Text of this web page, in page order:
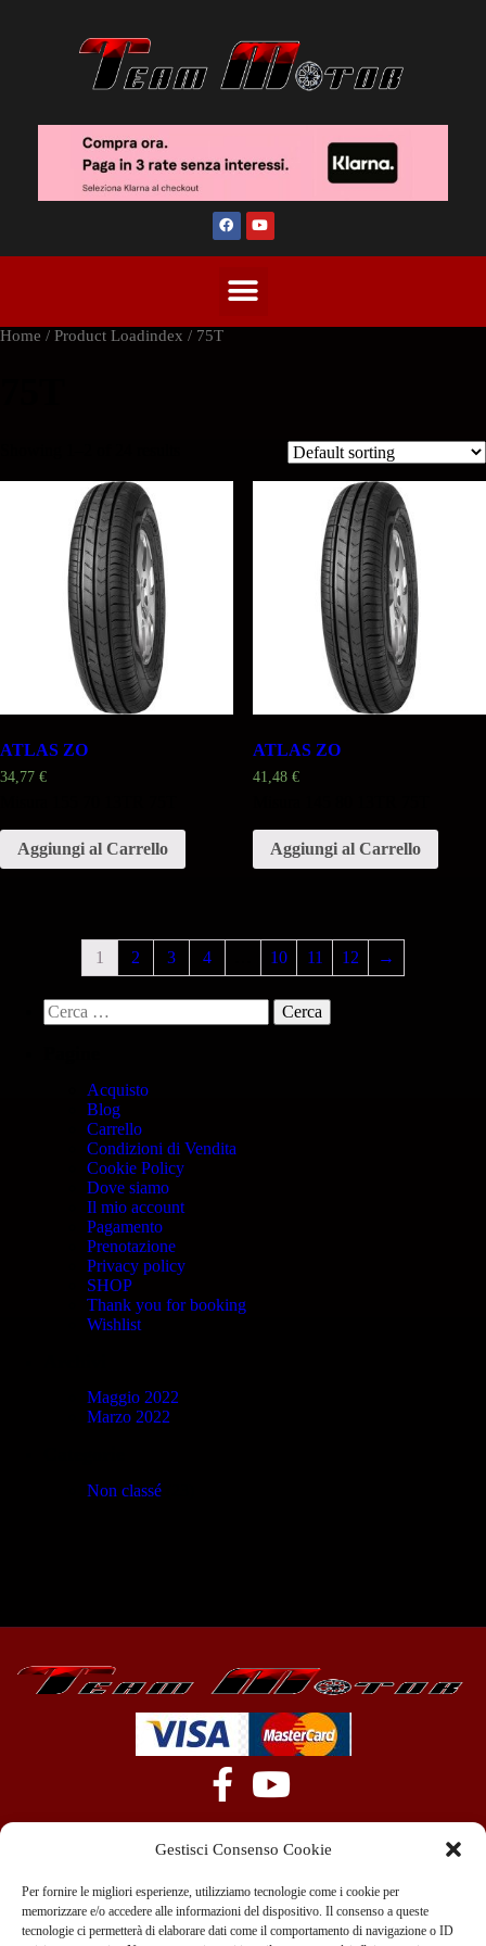
Gestisci Consenso Cookie
Per fornire le migliori esperienze, utilizziamo tecnologie come i cookie per
memorizzare e/o accedere alle informazioni del dispositivo. Il consenso a queste
tecnologie ci permetterà di elaborare dati come il comportamento di navigazione o ID
Home / Product Loadindex / 75T
ATLAS ZO
34,77 €
Aggiungi al Carrello
ATLAS ZO
41,48 €
Aggiungi al Carrello
1 2 3 4 10 11 12 →
Acquisto
Blog
Carrello
Condizioni di Vendita
Cookie Policy
Dove siamo
Il mio account
Pagamento
Prenotazione
Privacy policy
SHOP
Thank you for booking
Wishlist
Maggio 2022
Marzo 2022
Non classé